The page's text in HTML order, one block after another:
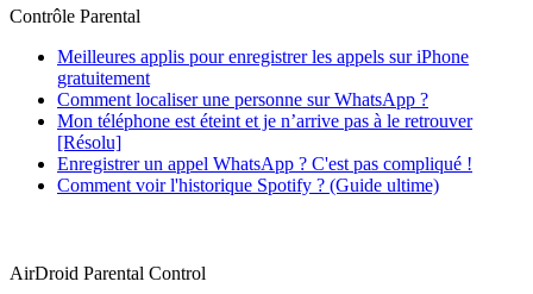
Contrôle Parental
Meilleures applis pour enregistrer les appels sur iPhone
gratuitement
Comment localiser une personne sur WhatsApp ?
Mon téléphone est éteint et je n’arrive pas à le retrouver
[Résolu]
Enregistrer un appel WhatsApp ? C'est pas compliqué !
Comment voir l'historique Spotify ? (Guide ultime)
AirDroid Parental Control